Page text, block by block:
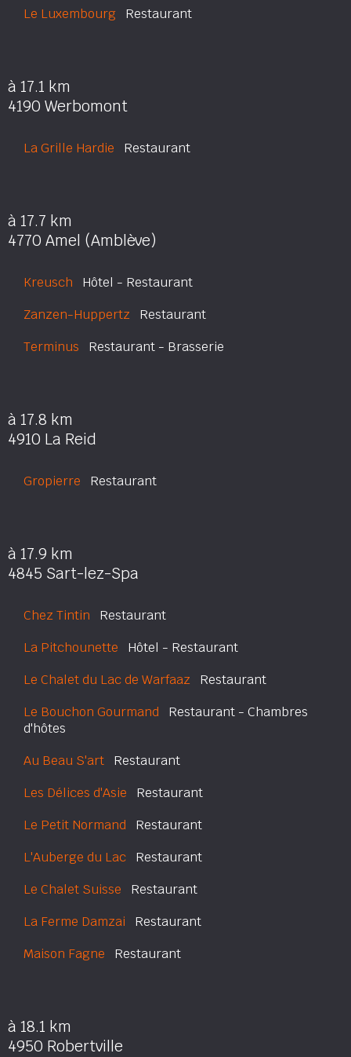
Le Luxembourg Restaurant
à 17.1 km
4190 Werbomont
La Grille Hardie Restaurant
à 17.7 km
4770 Amel (Amblève)
Kreusch Hôtel - Restaurant
Zanzen-Huppertz Restaurant
Terminus Restaurant - Brasserie
à 17.8 km
4910 La Reid
Gropierre Restaurant
à 17.9 km
4845 Sart-lez-Spa
Chez Tintin Restaurant
La Pitchounette Hôtel - Restaurant
Le Chalet du Lac de Warfaaz Restaurant
Le Bouchon Gourmand Restaurant - Chambres
d'hôtes
Au Beau S'art Restaurant
Les Délices d'Asie Restaurant
Le Petit Normand Restaurant
L'Auberge du Lac Restaurant
Le Chalet Suisse Restaurant
La Ferme Damzai Restaurant
Maison Fagne Restaurant
à 18.1 km
4950 Robertville